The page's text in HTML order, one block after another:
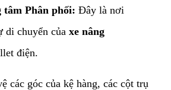
tâm Phân phối: Đây là nơi
di chuyển của xe nâng
điện.
các góc của kệ hàng, các cột trụ